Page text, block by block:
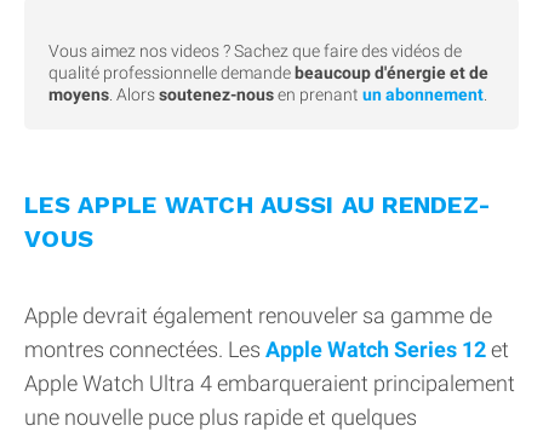
Vous aimez nos videos ? Sachez que faire des vidéos de
qualité professionnelle demande beaucoup d'énergie et de
moyens . Alorssoutenez-nousen prenant un abonnement
LES APPLE WATCH AUSSI AU RENDEZ-
VOUS
Apple devrait également renouveler sa gamme de
montres connectées. Les Apple Watch Series 12et
Apple Watch Ultra 4 embarqueraient principalement
une nouvelle puce plus rapide et quelques